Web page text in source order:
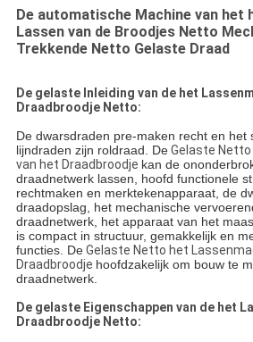
De automatische Machine van het
Lassen van de Broodjes Netto
Trekkende Netto Gelaste Draad
De gelaste Inleiding van de het
Draadbroodje Netto:
De dwarsdraden pre-maken recht en het
lijndraden zijn roldraad. DeGelaste Netto
van het Draadbroodje kan de
draadnetwerk lassen, hoofd functionele
rechtmaken en merktekenapparaat, de
draadopslag, het mechanische
draadnetwerk, het apparaat van het
is compact in structuur, gemakkelijk en
functies. DeGelaste Netto het
Draadbroodje hoofdzakelijk om bouw te
draadnetwerk.
De gelaste Eigenschappen van de het
Draadbroodje Netto: